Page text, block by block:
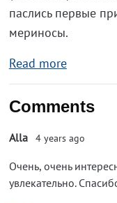
паслись первые
мериносы.
Read more
Comments
Alla 4 years ago
Очень, очень
увлекательно.